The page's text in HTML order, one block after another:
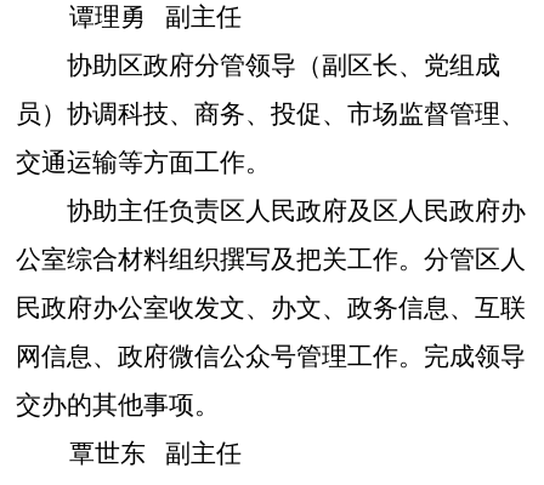
谭理勇
副主任
协助区政府分管领导（副区长、党组成
员）协调科技、商务、投促、 市场监督管理、
交通运输等方面工作。
协助主任负责区人民政府及区人民政府办
公室综合材料组织撰写及把关工作。分管区人
民政府办公室收发文、办文、政务信息、互联
网信息、政府微信公众号管理工作。完成领导
交办的其他事项。
覃世东
副主任